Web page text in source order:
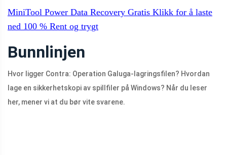
MiniTool Power Data Recovery Gratis Klikk for å laste
ned 100 % Rent og trygt
Bunnlinjen
Hvor ligger Contra: Operation Galuga-lagringsfilen? Hvordan
lage en sikkerhetskopi av spillfiler på Windows? Når du leser
her, mener vi at du bør vite svarene.